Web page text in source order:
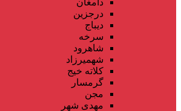
درجزین
دیباج
سرخه
شاهرود
شهمیرزاد
کلاته خیج
گرمسار
مجن
مهدی شهر